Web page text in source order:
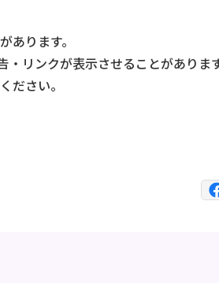
ります。
リンクが表示させることがありま
ださい。